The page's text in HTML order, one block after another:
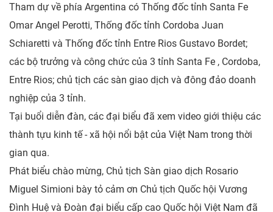
Tham dự về phía Argentina có Thống đốc tỉnh Santa Fe
Omar Angel Perotti, Thống đốc tỉnh Cordoba Juan
Schiaretti và Thống đốc tỉnh Entre Rios Gustavo Bordet;
các bộ trưởng và công chức của 3 tỉnh Santa Fe , Cordoba,
Entre Rios; chủ tịch các sàn giao dịch và đông đảo doanh
nghiệp của 3 tỉnh.
Tại buổi diễn đàn, các đại biểu đã xem video giới thiệu các
thành tựu kinh tế - xã hội nổi bật của Việt Nam trong thời
gian qua.
Phát biểu chào mừng, Chủ tịch Sàn giao dịch Rosario
Miguel Simioni bày tỏ cảm ơn Chủ tịch Quốc hội Vương
Đình Huệ và Đoàn đại biểu cấp cao Quốc hội Việt Nam đã